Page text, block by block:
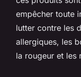
empêcher toute
lutter contre les
allergiques, les
la rougeur et les